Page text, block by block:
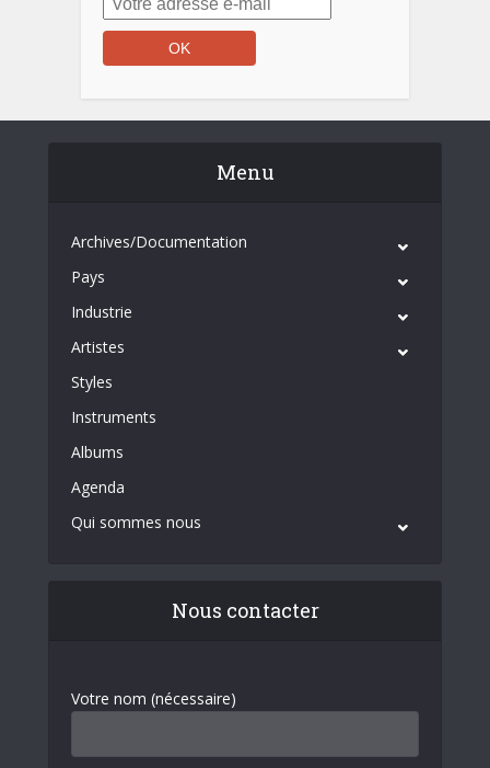
Menu
Archives/Documentation
Pays
Industrie
Artistes
Styles
Instruments
Albums
Agenda
Qui sommes nous
Nous contacter
Votre nom (nécessaire)